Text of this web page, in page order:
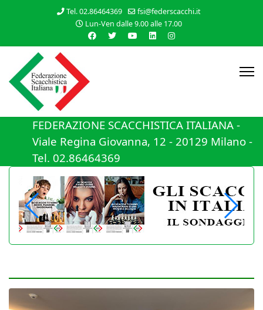
Tel. 02.86464369
fsi@federscacchi.it
Lun-Ven dalle 9.00 alle 17.00
FEDERAZIONE SCACCHISTICA ITALIANA -
Viale Regina Giovanna, 12 - 20129 Milano -
Tel. 02.86464369